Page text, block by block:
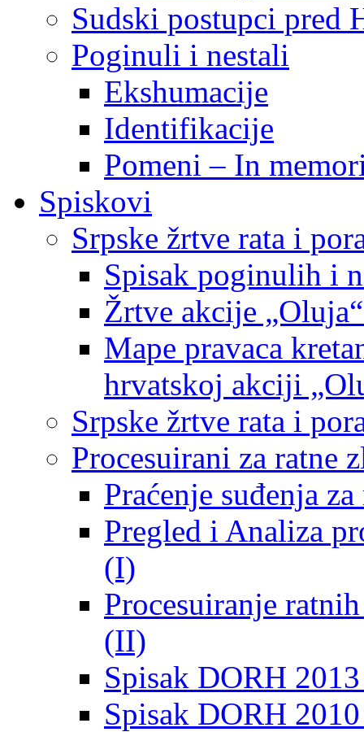
Sudski postupci pred
Poginuli i nestali
Ekshumacije
Identifikacije
Pomeni – In
Spiskovi
Srpske žrtve rata i
Spisak poginulih i
Žrtve akcije
Mape pravaca
hrvatskoj akciji
Srpske žrtve rata i
Procesuirani za ratne
Praćenje suđenja
Pregled i Analiza
(I)
Procesuiranje
(II)
Spisak DORH
Spisak DORH